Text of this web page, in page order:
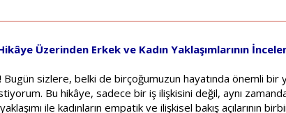
Üzerinden Erkek ve Kadın Yaklaşımlarının
sizlere, belki de birçoğumuzun hayatında önemli bir
Bu hikâye, sadece bir iş ilişkisini değil, aynı
ile kadınların empatik ve ilişkisel bakış açılarının